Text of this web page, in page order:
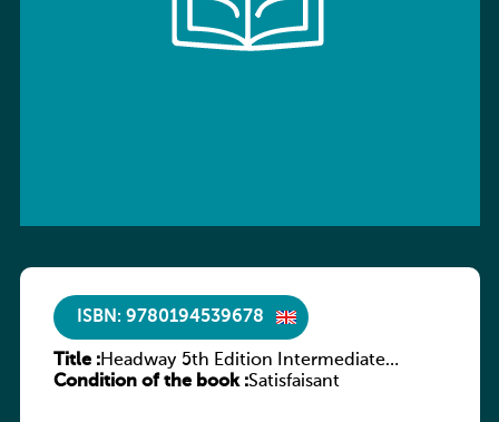
ISBN: 9780194539678
Title :Headway 5th Edition Intermediate
Workbook without key
Condition of the book :Satisfaisant